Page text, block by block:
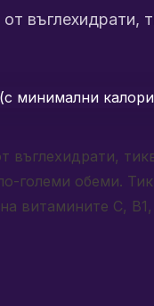
въглехидрати,
въглехидрати,
големи обеми.
витамините С,